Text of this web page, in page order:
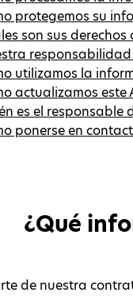
protegemos su
son sus
utilizamos la
actualizamos este
es el responsable
ponerse en
¿Qué
de nuestra